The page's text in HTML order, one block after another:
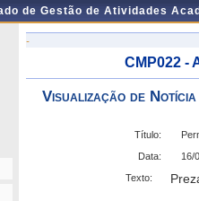
de Gestão de Atividades
-
CMP022 -
Visualização de Notícia
Título:
Data:
16/
Texto: